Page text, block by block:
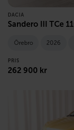
DACIA
Sandero III TCe
Örebro 2026
PRIS
262 900 kr